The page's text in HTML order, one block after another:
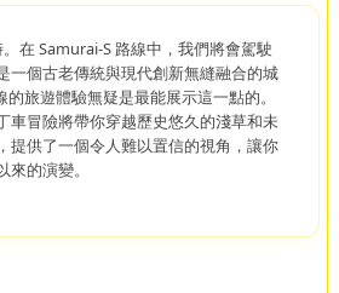
在 Samurai-S 路線中，我們將會駕駛
一個古老傳統與現代創新無縫融合的城
旅遊體驗無疑是最能展示這一點的。
車冒險將帶你穿越歷史悠久的淺草和未
提供了一個令人難以置信的視角，讓你
的演變。